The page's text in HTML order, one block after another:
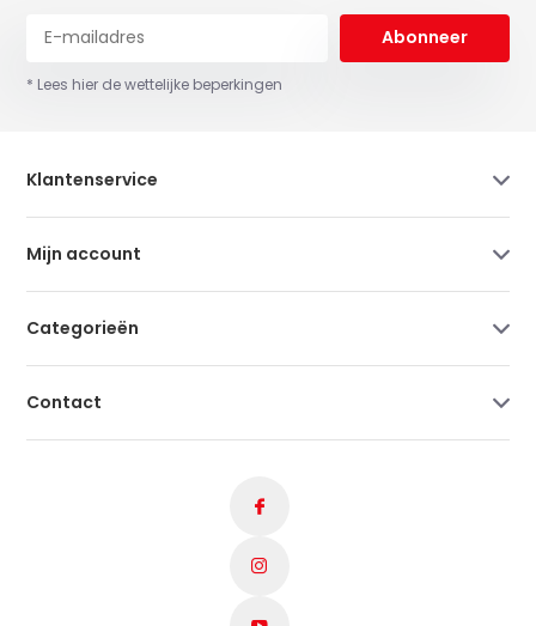
Abonneer
* Lees hier de wettelijke beperkingen
Klantenservice
Mijn account
Categorieën
Contact